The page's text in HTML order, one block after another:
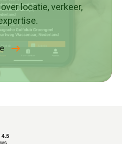
locatie, verkeer,